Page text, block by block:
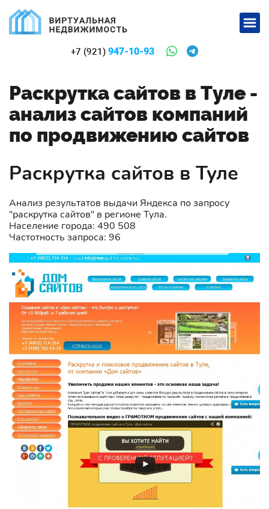
+7 (921) 947-10-93
Раскрутка сайтов в Туле -
анализ сайтов компаний
по продвижению сайтов
Раскрутка сайтов в Туле
Анализ результатов выдачи Яндекса по запросу
"раскрутка сайтов" в регионе Тула.
Население города: 490 508
Частотность запроса: 96